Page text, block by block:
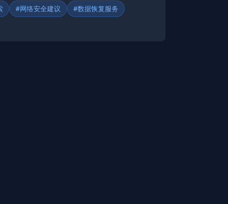
#网络安全建议
#数据恢复服务